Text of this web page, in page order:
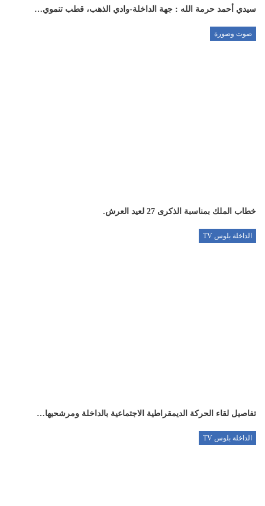
سيدي أحمد حرمة الله : جهة الداخلة-وادي الذهب، قطب تنموي…
صوت وصورة
خطاب الملك بمناسبة الذكرى 27 لعيد العرش.
الداخلة بلوس TV
تفاصيل لقاء الحركة الديمقراطية الاجتماعية بالداخلة ومرشحيها…
الداخلة بلوس TV